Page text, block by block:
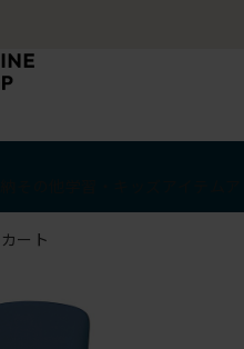
カート